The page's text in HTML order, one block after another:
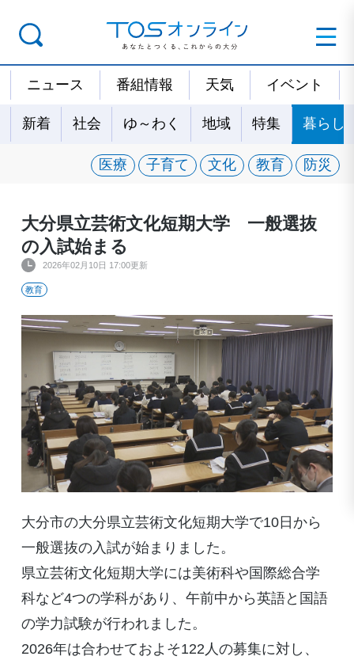
ニュース 番組情報 天気 イベント
新着 社会 ゆ～わく 地域 特集 暮らし
医療 子育て 文化 教育 防災
大分県立芸術文化短期大学 一般選抜
の入試始まる
2026年02月10日 17:00更新
教育
大分市の大分県立芸術文化短期大学で10日から
一般選抜の入試が始まりました。
県立芸術文化短期大学には美術科や国際総合学
科など4つの学科があり、午前中から英語と国語
の学力試験が行われました。
2026年は合わせておよそ122人の募集に対し、